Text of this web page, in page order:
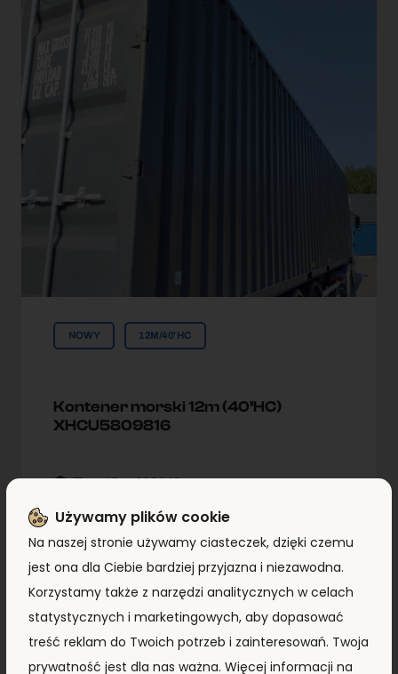
NOWY 12M/40'HC
Kontener morski 12m (40’HC)
XHCU5809816
Typ:12m/40'HC
Lokallzacja:Kontenery Morskie
Warszawa
8 690,00zł + VAT
ZOBACZ SZCZEGÓŁY
Używamy plików cookie
Na naszej stronie używamy ciasteczek, dzięki czemu
jest ona dla Ciebie bardziej przyjazna i niezawodna.
Korzystamy także z narzędzi analitycznych w celach
statystycznych i marketingowych, aby dopasować
treść reklam do Twoich potrzeb i zainteresowań. Twoja
prywatność jest dla nas ważna. Więcej informacji na